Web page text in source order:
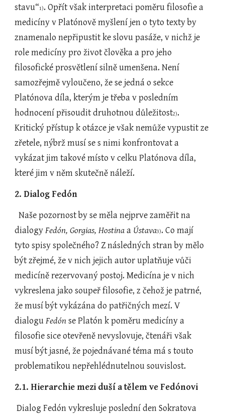
stavu“1). Opřít však interpretaci poměru filosofie a
medicíny v Platónově myšlení jen o tyto texty by
znamenalo nepřipustit ke slovu pasáže, v nichž je
role medicíny pro život člověka a pro jeho
filosofické prosvětlení silně umenšena. Není
samozřejmě vyloučeno, že se jedná o sekce
Platónova díla, kterým je třeba v posledním
hodnocení přisoudit druhotnou důležitost2).
Kritický přístup k otázce je však nemůže vypustit ze
zřetele, nýbrž musí se s nimi konfrontovat a
vykázat jim takové místo v celku Platónova díla,
které jim v něm skutečně náleží.
2. Dialog Fedón
  Naše pozornost by se měla nejprve zaměřit na
dialogy Fedón, Gorgias, Hostina a Ústava3). Co mají
tyto spisy společného? Z následných stran by mělo
být zřejmé, že v nich jejich autor uplatňuje vůči
medicíně rezervovaný postoj. Medicína je v nich
vykreslena jako soupeř filosofie, z čehož je patrné,
že musí být vykázána do patřičných mezí. V
dialogu Fedón se Platón k poměru medicíny a
filosofie sice otevřeně nevyslovuje, čtenáři však
musí být jasné, že pojednávané téma má s touto
problematikou nepřehlédnutelnou souvislost.
2.1. Hierarchie mezi duší a tělem ve Fedónovi
Dialog Fedón vykresluje poslední den Sokratova